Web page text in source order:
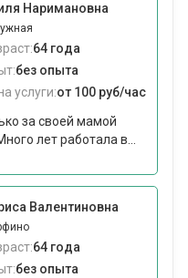
Наримановна
64 года
без опыта
услуги:от 100 руб/час
за своей мамой
лет работала в...
Валентиновна
64 года
без опыта